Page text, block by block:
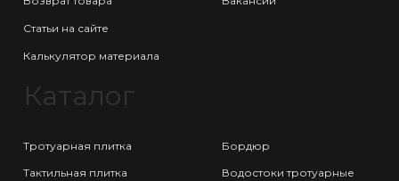
Статьи на сайте
Калькулятор материала
Каталог
Тротуарная плитка
Тактильная плитка
Бордюр
Водостоки тротуарные